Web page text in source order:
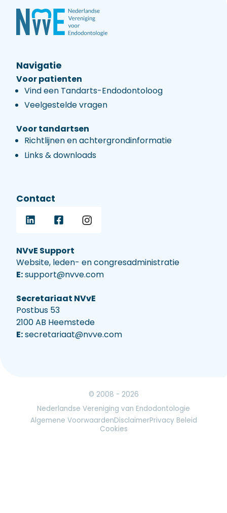
Navigatie
Voor patienten
Vind een Tandarts-Endodontoloog
Veelgestelde vragen
Voor tandartsen
Richtlijnen en achtergrondinformatie
Links & downloads
Contact
NVvE Support
Website, leden- en congresadministratie
E:support@nvve.com
Secretariaat NVvE
Postbus 53
2100 AB Heemstede
E:secretariaat@nvve.com
© 2008 - 2026
Nederlandse Vereniging van Endodontologie
Algemene VoorwaardenDisclaimerPrivacy Beleid
Cookies